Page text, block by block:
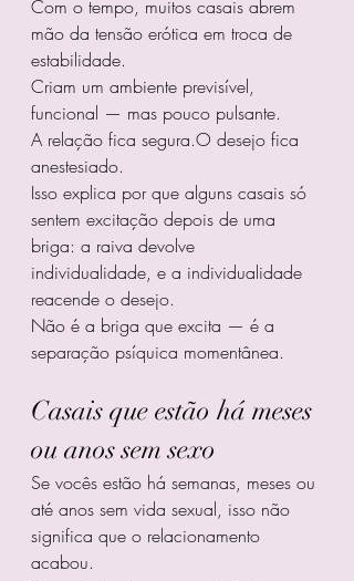
Com o tempo, muitos casais abrem
mão da tensão erótica em troca de
estabilidade.
Criam um ambiente previsível,
funcional — mas pouco pulsante.
A relação fica segura.O desejo fica
anestesiado.
Isso explica por que alguns casais só
sentem excitação depois de uma
briga: a raiva devolve
individualidade, e a individualidade
reacende o desejo.
Não é a briga que excita — é a
separação psíquica momentânea.
Casais que estão há meses
ou anos sem sexo
Se vocês estão há semanas, meses ou
até anos sem vida sexual, isso não
significa que o relacionamento
acabou.